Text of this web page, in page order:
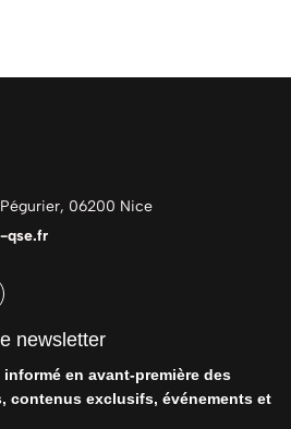
06200 Nice
qse.fr
newsletter
en avant-première des
contenus exclusifs, événements et